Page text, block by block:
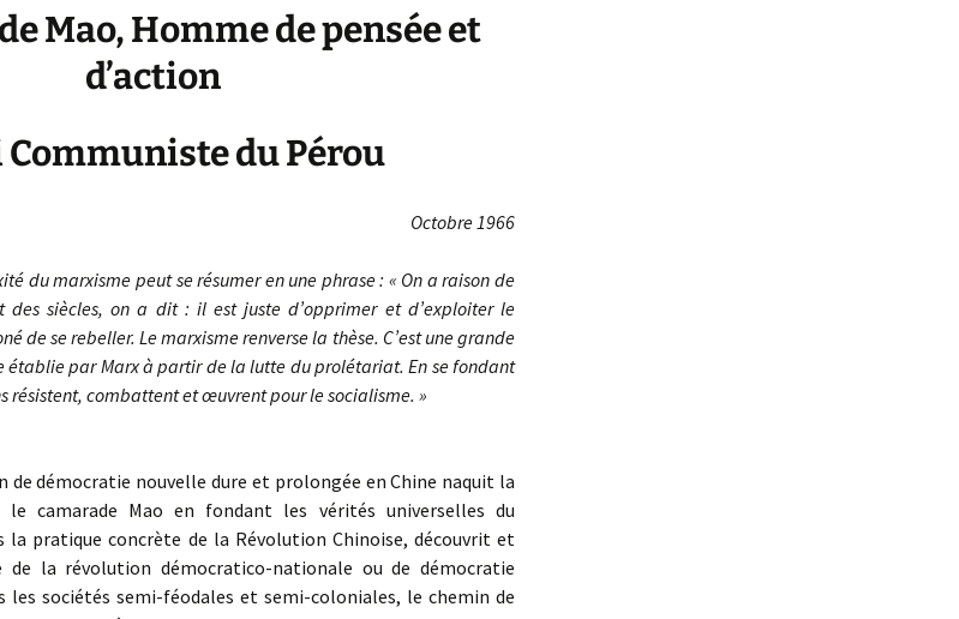
Mao, Homme de pensée et
d’action
du Pérou
Octobre 1966
du marxisme peut se résumer en une phrase : « On a raison de
des siècles, on a dit : il est juste d’opprimer et d’exploiter le
de se rebeller. Le marxisme renverse la thèse. C’est une grande
établie par Marx à partir de la lutte du prolétariat. En se fondant
résistent, combattent et œuvrent pour le socialisme. »
de démocratie nouvelle dure et prolongée en Chine naquit la
le camarade Mao en fondant les vérités universelles du
la pratique concrète de la Révolution Chinoise, découvrit et
la révolution démocratico-nationale ou de démocratie
les sociétés semi-féodales et semi-coloniales, le chemin de